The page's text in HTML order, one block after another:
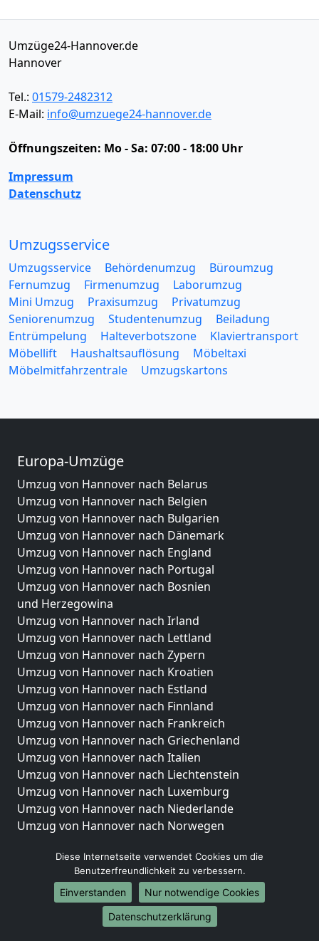
Umzüge24-Hannover.de
Hannover
Tel.: 01579-2482312
E-Mail: info@umzuege24-hannover.de
Öffnungszeiten: Mo - Sa: 07:00 - 18:00 Uhr
Impressum
Datenschutz
Umzugsservice
Umzugsservice Behördenumzug
Büroumzug
Fernumzug
Firmenumzug
Laborumzug
Mini Umzug
Praxisumzug
Privatumzug
Seniorenumzug
Studentenumzug
Beiladung
Entrümpelung
Halteverbotszone
Klaviertransport
Möbellift
Haushaltsauflösung
Möbeltaxi
Möbelmitfahrzentrale
Umzugskartons
Europa-Umzüge
Umzug von Hannover nach Belarus
Umzug von Hannover nach Belgien
Umzug von Hannover nach Bulgarien
Umzug von Hannover nach Dänemark
Umzug von Hannover nach England
Umzug von Hannover nach Portugal
Umzug von Hannover nach Bosnien
und Herzegowina
Umzug von Hannover nach Irland
Umzug von Hannover nach Lettland
Umzug von Hannover nach Zypern
Umzug von Hannover nach Kroatien
Umzug von Hannover nach Estland
Umzug von Hannover nach Finnland
Umzug von Hannover nach Frankreich
Umzug von Hannover nach Griechenland
Umzug von Hannover nach Italien
Umzug von Hannover nach Liechtenstein
Umzug von Hannover nach Luxemburg
Umzug von Hannover nach Niederlande
Umzug von Hannover nach Norwegen
Umzüge-Deutschlandweit
Umzug von Hannover nach Berlin
Umzug von Hannover nach Hamburg
Umzug von Hannover nach München
Umzug von Hannover nach Köln
Diese Internetseite verwendet Cookies um die
Benutzerfreundlichkeit zu verbessern.
Einverstanden
Nur notwendige Cookies
Datenschutzerklärung